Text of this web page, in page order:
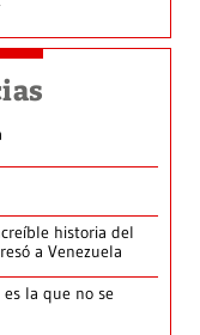
historia del
a Venezuela
es la que no se